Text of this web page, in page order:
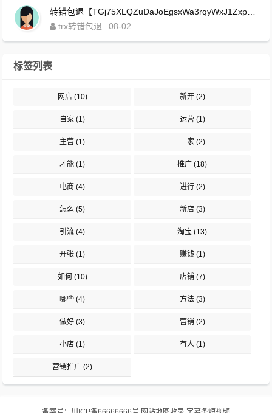
trx转错包退
08-02
标签列表
网店(10) 新开(2)
自家 (1) 运营 (1)
主营 (1) 一家(2)
才能 (1) 推广 (18)
电商 (4) 进行(2)
怎么 (5) 新店(3)
引流 (4) 淘宝 (13)
开张 (1) 赚钱(1)
如何 (10) 店铺(7)
哪些 (4) 方法(3)
做好 (3) 营销 (2)
小店 (1) 有人(1)
营销推广 (2)